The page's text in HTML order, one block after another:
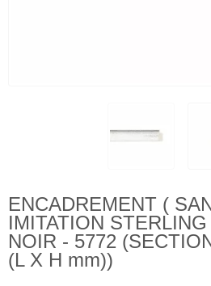
ENCADREMENT (
IMITATION
NOIR - 5772
(L X H mm))